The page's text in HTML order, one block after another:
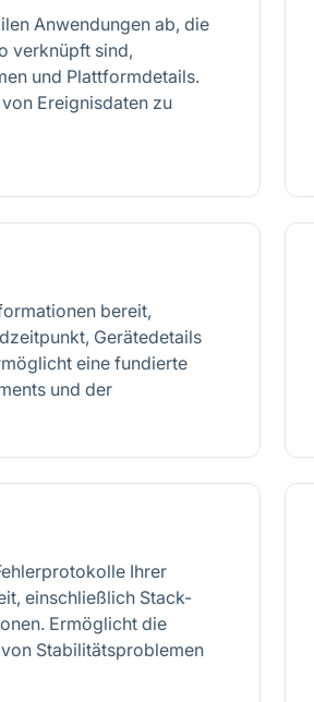
Anwendungen ab, die
verknüpft sind,
und Plattformdetails.
Ereignisdaten zu
bereit,
Gerätedetails
eine fundierte
und der
Ihrer
einschließlich Stack-
Ermöglicht die
Stabilitätsproblemen